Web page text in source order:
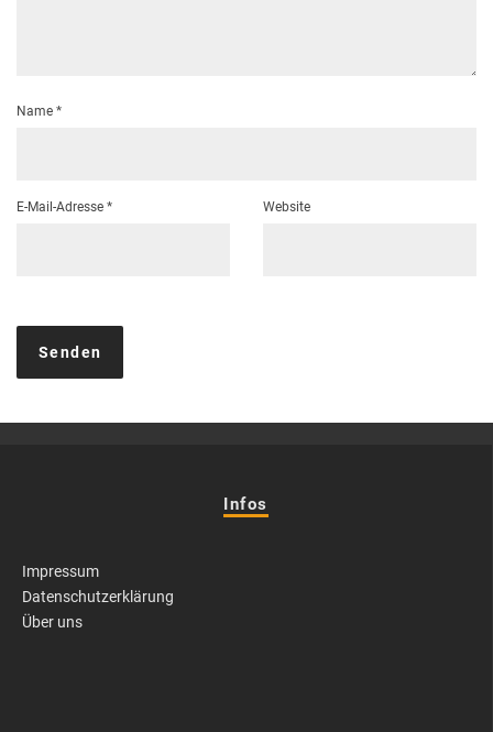
Name *
E-Mail-Adresse * Website
Infos
Impressum
Datenschutzerklärung
Über uns